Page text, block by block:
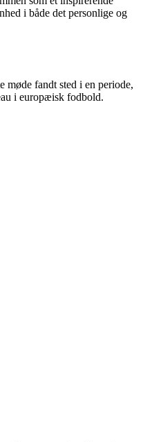
i både det personlige og
møde fandt sted i en periode,
i europæisk fodbold.